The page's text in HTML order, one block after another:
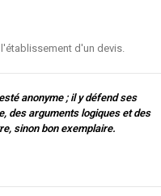
d'un devis.
anonyme ; il y défend ses
des arguments logiques et des
sinon bon exemplaire.